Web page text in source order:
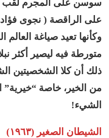
سوسن على المجرم لقب
على الراقصة ( نجوى
وكأنها تعيد صياغة
متورطة فيه ليصير أكثر
ذلك أن كلا الشخصيتين
من الخير، خاصة “خيرية”
الشيء!
الشيطان الصغير (١٩٦٣)